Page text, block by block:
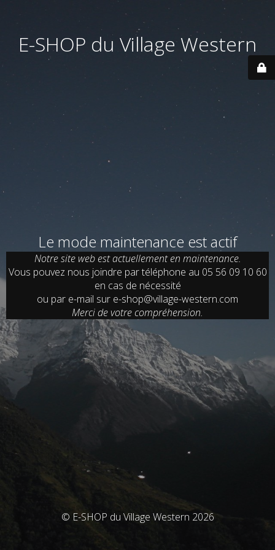
E-SHOP du Village Western
Le mode maintenance est actif
Notre site web est actuellement en maintenance.
Vous pouvez nous joindre par téléphone au 05 56 09 10 60
en cas de nécessité
ou par e-mail sur e-shop@village-western.com
Merci de votre compréhension.
© E-SHOP du Village Western 2026